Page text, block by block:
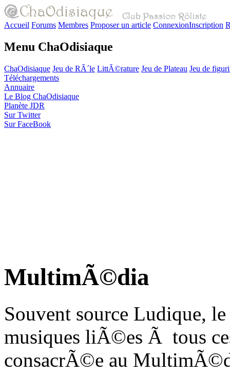
Accueil Forums Membres Proposer un article ConnexionInscription
Menu ChaOdisiaque
ChaOdisiaque Jeu de RÃ´le LittÃ©rature Jeu de Plateau Jeu de
Téléchargements
Annuaire
Le Blog ChaOdisiaque
Planète JDR
Sur Twitter
Sur FaceBook
MultimÃ©dia
Souvent source Ludique,
musiques liÃ©es Ã tous
consacrÃ©e au